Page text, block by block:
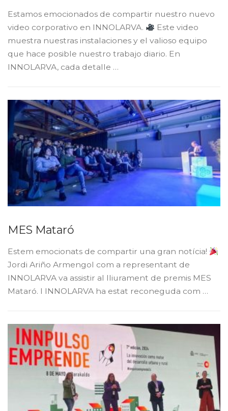
Estamos emocionados de compartir nuestro nuevo
video corporativo en INNOLARVA.
Este video
muestra nuestras instalaciones y el valioso equipo
que hace posible nuestro trabajo diario. En
INNOLARVA, cada detalle …
MES Mataró
Estem emocionats de compartir una gran notícia!
Jordi Ariño Armengol com a representant de
INNOLARVA va assistir al lliurament de premis MES
Mataró. I INNOLARVA ha estat reconeguda com …